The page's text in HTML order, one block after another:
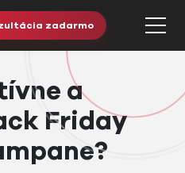
zadarmo
a
Friday